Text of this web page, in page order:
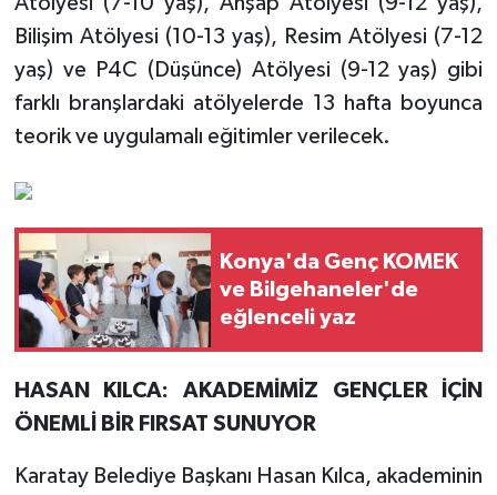
Bilişim Atölyesi (10-13 yaş), Resim Atölyesi (7-12
yaş) ve P4C (Düşünce) Atölyesi (9-12 yaş) gibi
farklı branşlardaki atölyelerde 13 hafta boyunca
teorik ve uygulamalı eğitimler verilecek.
Konya'da Genç KOMEK
ve Bilgehaneler'de
eğlenceli yaz
HASAN KILCA: AKADEMİMİZ GENÇLER İÇİN
ÖNEMLİ BİR FIRSAT SUNUYOR
Karatay Belediye Başkanı Hasan Kılca, akademinin